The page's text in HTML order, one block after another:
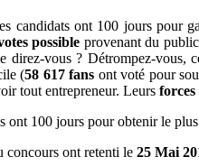
candidats ont 100 jours pour
possible provenant du
direz-vous ? Détrompez-vous,
(58 617 fans ont voté pour
tout entrepreneur. Leurs
ont 100 jours pour obtenir le
concours ont retenti le 25 Mai